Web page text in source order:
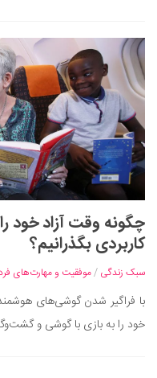
تغذیه سالم
بهداشت
بیماری و درمان
کودک و مادر
ورزش و تندرستی
روانشناسی
مراکز پزشکی و دارویی
فرهنگ و هنر
سینما و تئاتر
تلویزیون
موسیقی
چهره‌ها
چگونه وقت آزاد خود
کاربردی بگذرانیم؟
سبک زندگی /موفقیت و مهارت‌های
با فراگیر شدن گوشی‌های
خود را به بازی با گوشی و